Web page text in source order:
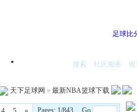
足球比
首页 搜索 社区服务
天下足球网 » 最新NBA篮球下载
Pages: 1/843 Go